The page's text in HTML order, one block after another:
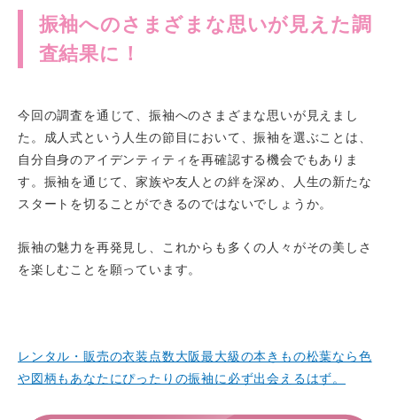
振袖へのさまざまな思いが見えた調
査結果に！
今回の調査を通じて、振袖へのさまざまな思いが見えまし
た。成人式という人生の節目において、振袖を選ぶことは、
自分自身のアイデンティティを再確認する機会でもありま
す。振袖を通じて、家族や友人との絆を深め、人生の新たな
スタートを切ることができるのではないでしょうか。
振袖の魅力を再発見し、これからも多くの人々がその美しさ
を楽しむことを願っています。
レンタル・販売の衣装点数大阪最大級の本きもの松葉なら色
や図柄もあなたにぴったりの振袖に必ず出会えるはず。